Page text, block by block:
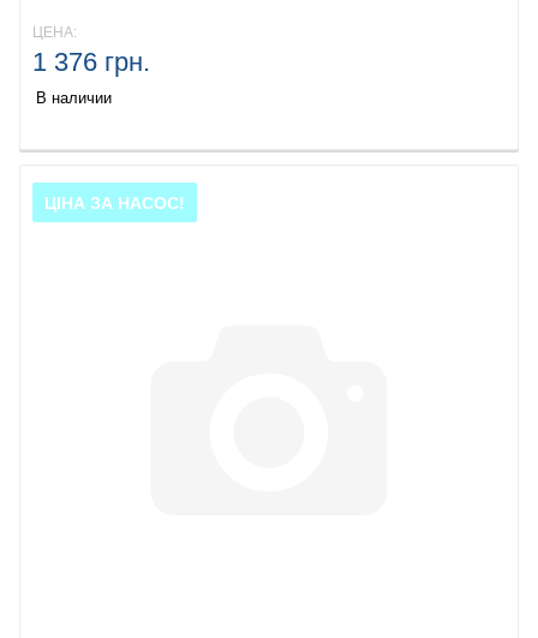
ЦЕНА:
1 376 грн.
В наличии
ЦІНА ЗА НАСОС!